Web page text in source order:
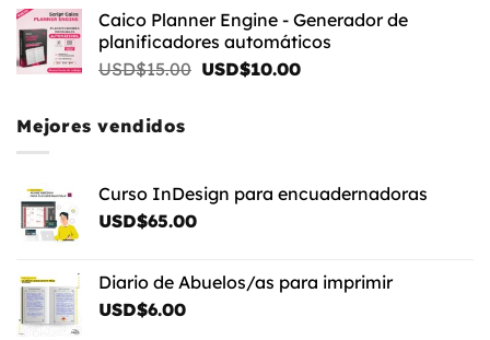
era:
USD$80.00.
es:
USD$60.00.
Caico Planner Engine - Generador de
planificadores automáticos
USD$15.00 El
USD$10.00El
Mejores vendidos
Curso InDesign para encuadernadoras
USD$65.00
Diario de Abuelos/as para imprimir
USD$6.00